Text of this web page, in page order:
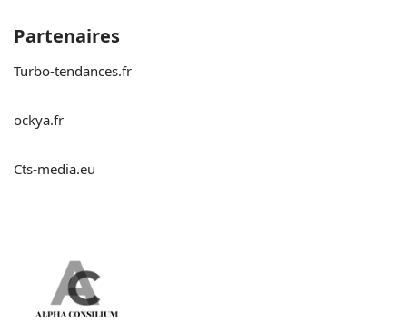
Partenaires
Turbo-tendances.fr
ockya.fr
Cts-media.eu